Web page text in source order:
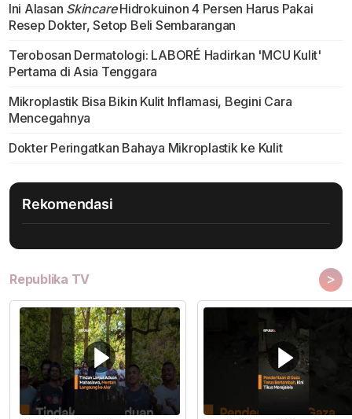
Ini Alasan SkincareHidrokuinon 4 Persen Harus Pakai
Resep Dokter, Setop Beli Sembarangan
Terobosan Dermatologi: LABORÉ Hadirkan 'MCU Kulit'
Pertama di Asia Tenggara
Mikroplastik Bisa Bikin Kulit Inflamasi, Begini Cara
Mencegahnya
Dokter Peringatkan Bahaya Mikroplastik ke Kulit
Rekomendasi
Republika TV >